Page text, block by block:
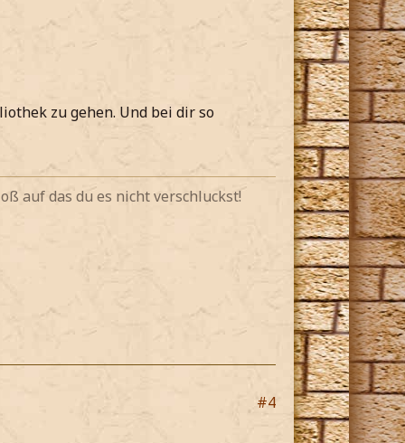
zu gehen. Und bei dir so
auf das du es nicht verschluckst!
#4